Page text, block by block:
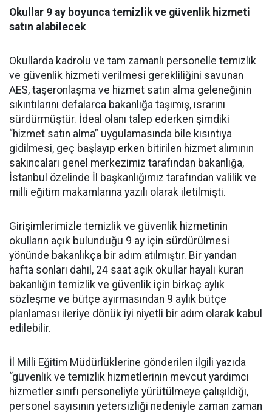
Okullar 9 ay boyunca temizlik ve güvenlik hizmeti
satın alabilecek
Okullarda kadrolu ve tam zamanlı personelle temizlik
ve güvenlik hizmeti verilmesi gerekliliğini savunan
AES, taşeronlaşma ve hizmet satın alma geleneğinin
sıkıntılarını defalarca bakanlığa taşımış, ısrarını
sürdürmüştür. İdeal olanı talep ederken şimdiki
“hizmet satın alma” uygulamasında bile kısıntıya
gidilmesi, geç başlayıp erken bitirilen hizmet alımının
sakıncaları genel merkezimiz tarafından bakanlığa,
İstanbul özelinde İl başkanlığımız tarafından valilik ve
milli eğitim makamlarına yazılı olarak iletilmişti.
Girişimlerimizle temizlik ve güvenlik hizmetinin
okulların açık bulunduğu 9 ay için sürdürülmesi
yönünde bakanlıkça bir adım atılmıştır. Bir yandan
hafta sonları dahil, 24 saat açık okullar hayali kuran
bakanlığın temizlik ve güvenlik için birkaç aylık
sözleşme ve bütçe ayırmasından 9 aylık bütçe
planlaması ileriye dönük iyi niyetli bir adım olarak kabul
edilebilir.
İl Milli Eğitim Müdürlüklerine gönderilen ilgili yazıda
“güvenlik ve temizlik hizmetlerinin mevcut yardımcı
hizmetler sınıfı personeliyle yürütülmeye çalışıldığı,
personel sayısının yetersizliği nedeniyle zaman zaman